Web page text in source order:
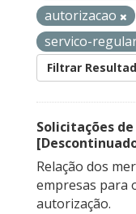
autorizacao
servico-
Filtrar
Solicitações
Relação dos
empresas para
autorização.